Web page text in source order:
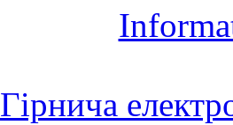
Гірнича